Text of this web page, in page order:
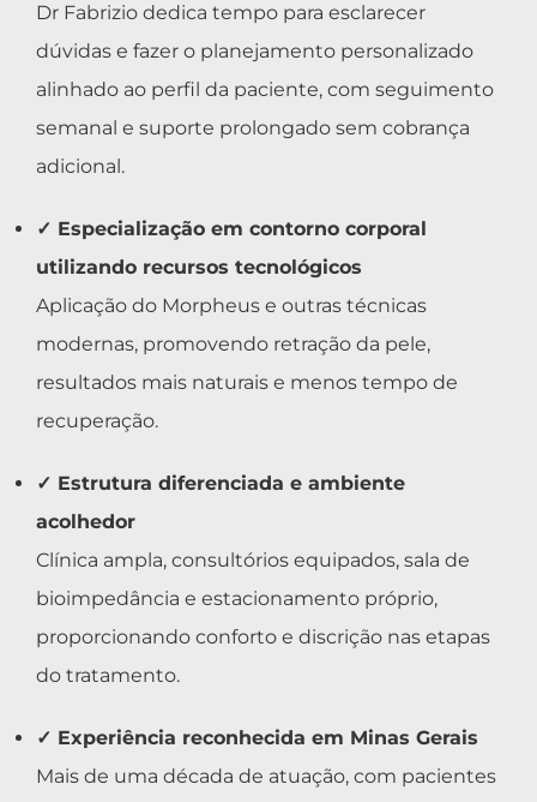
Dr Fabrizio dedica tempo para esclarecer
dúvidas e fazer o planejamento personalizado
alinhado ao perfil da paciente, com seguimento
semanal e suporte prolongado sem cobrança
adicional.
✓ Especialização em contorno corporal
utilizando recursos tecnológicos
Aplicação do Morpheus e outras técnicas
modernas, promovendo retração da pele,
resultados mais naturais e menos tempo de
recuperação.
✓ Estrutura diferenciada e ambiente
acolhedor
Clínica ampla, consultórios equipados, sala de
bioimpedância e estacionamento próprio,
proporcionando conforto e discrição nas etapas
do tratamento.
✓ Experiência reconhecida em Minas Gerais
Mais de uma década de atuação, com pacientes